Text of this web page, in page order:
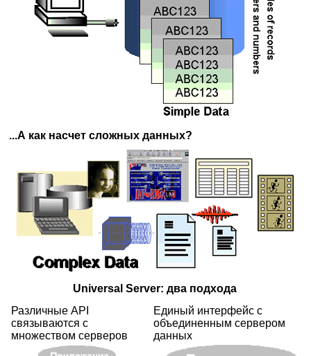
...А как насчет сложных данных?
Universal Server: два подхода
Различные API
связываются с
множеством серверов
Единый интерфейс с
объединенным сервером
данных